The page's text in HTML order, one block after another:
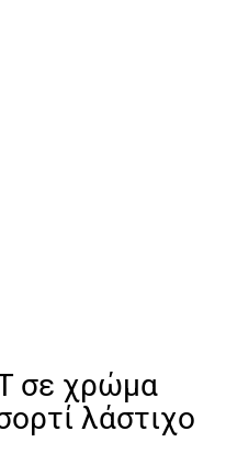
σε χρώμα
λάστιχο